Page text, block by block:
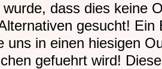
dass dies keine
gesucht! Ein
uns in einen hiesigen
gefuehrt wird!